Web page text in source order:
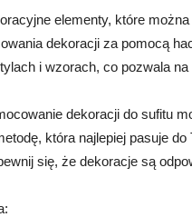
elementy, które
dekoracji za pomocą
i wzorach, co pozwala
dekoracji do sufitu
która najlepiej pasuje
się, że dekoracje są